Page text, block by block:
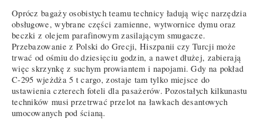
Oprócz bagaży osobistych teamu technicy ładują więc narzędzia
obsługowe, wybrane części zamienne, wytwornice dymu oraz
beczki z olejem parafinowym zasilającym smugacze.
Przebazowanie z Polski do Grecji, Hiszpanii czy Turcji może
trwać od ośmiu do dziesięciu godzin, a nawet dłużej, zabierają
więc skrzynkę z suchym prowiantem i napojami. Gdy na pokład
C-295 wjeżdża 5 t cargo, zostaje tam tylko miejsce do
ustawienia czterech foteli dla pasażerów. Pozostałych kilkunastu
techników musi przetrwać przelot na ławkach desantowych
umocowanych pod ścianą.